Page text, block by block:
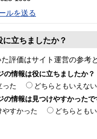
ルを送る
に立ちましたか？
評価はサイト運営の参考
の情報は役に立ちましたか？
った どちらともいえない
の情報は見つけやすかったで
やすかった どちらとも